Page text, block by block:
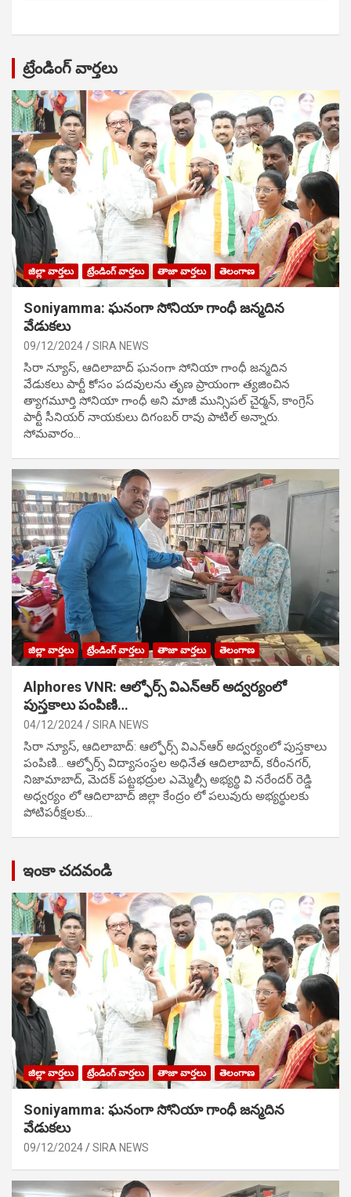
ట్రేండింగ్ వార్తలు
జిల్లా వార్తలు ట్రేండింగ్ వార్తలు తాజా వార్తలు తెలంగాణ
Soniyamma: ఘ‌నంగా సోనియా గాంధీ జ‌న్మ‌దిన
వేడుక‌లు
09/12/2024 SIRA NEWS
సిరా న్యూస్, ఆదిలాబాద్ ఘ‌నంగా సోనియా గాంధీ జ‌న్మ‌దిన
వేడుక‌లు పార్టీ కోసం ప‌ద‌వుల‌ను తృణ ప్రాయంగా త్య‌జించిన
త్యాగమూర్తి సోనియా గాంధీ అని మాజీ మున్సిప‌ల్ చైర్మ‌న్, కాంగ్రెస్
పార్టీ సీనియ‌ర్ నాయ‌కులు దిగంబ‌ర్ రావు పాటిల్ అన్నారు.
సోమవారం…
జిల్లా వార్తలు ట్రేండింగ్ వార్తలు తాజా వార్తలు తెలంగాణ
Alphores VNR: ఆల్ఫోర్స్ విఎన్ఆర్ అద్వర్యంలో
పుస్తకాలు పంపిణి…
04/12/2024 SIRA NEWS
సిరా న్యూస్, ఆదిలాబాద్: ఆల్ఫోర్స్ విఎన్ఆర్ అద్వర్యంలో పుస్తకాలు
పంపిణి… ఆల్ఫోర్స్ విద్యాసంస్థల అధినేత ఆదిలాబాద్, కరీంనగర్,
నిజామాబాద్, మెదక్ పట్టభద్రుల ఎమ్మెల్సీ అభ్యర్థి వి నరేందర్ రెడ్డి
అధ్వర్యం లో ఆదిలాబాద్ జిల్లా కేంద్రం లో పలువురు అభ్యర్థులకు
పోటిప‌రీక్ష‌ల‌కు…
ఇంకా చదవండి
జిల్లా వార్తలు ట్రేండింగ్ వార్తలు తాజా వార్తలు తెలంగాణ
Soniyamma: ఘ‌నంగా సోనియా గాంధీ జ‌న్మ‌దిన
వేడుక‌లు
09/12/2024 SIRA NEWS